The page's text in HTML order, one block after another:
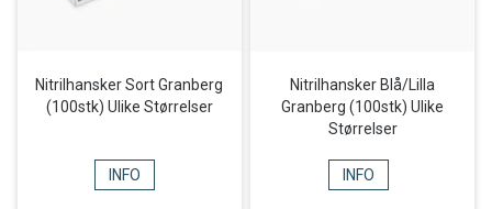
Nitrilhansker Sort Granberg
(100stk) Ulike Størrelser
INFO
Nitrilhansker Blå/Lilla
Granberg (100stk) Ulike
Størrelser
INFO